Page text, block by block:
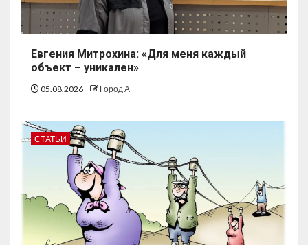
Евгения Митрохина: «Для меня каждый
объект – уникален»
05.08.2026 Город А
СТАТЬИ